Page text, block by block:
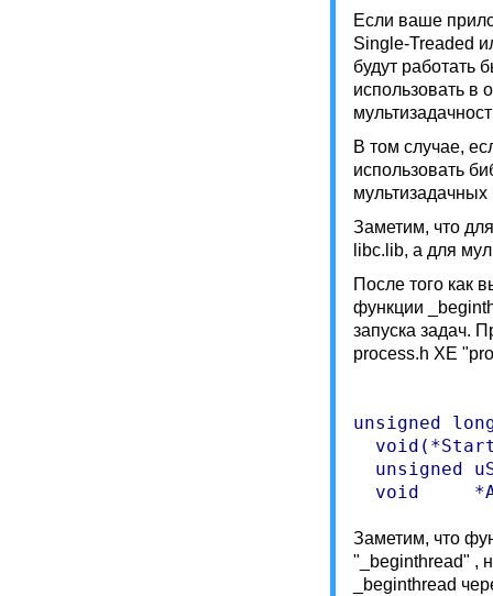
Если ваше
Single-Treaded
будут работать
использовать в
В том случае,
использовать
Заметим, что
libc.lib, а для
После того как
функции
запуска задач.
process.h XE
unsigned
unsigned
Заметим, что
"_beginthread" ,
_beginthread